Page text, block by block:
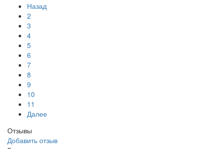
Назад
2
3
4
5
6
7
8
9
10
11
Далее
Отзывы
Добавить отзыв